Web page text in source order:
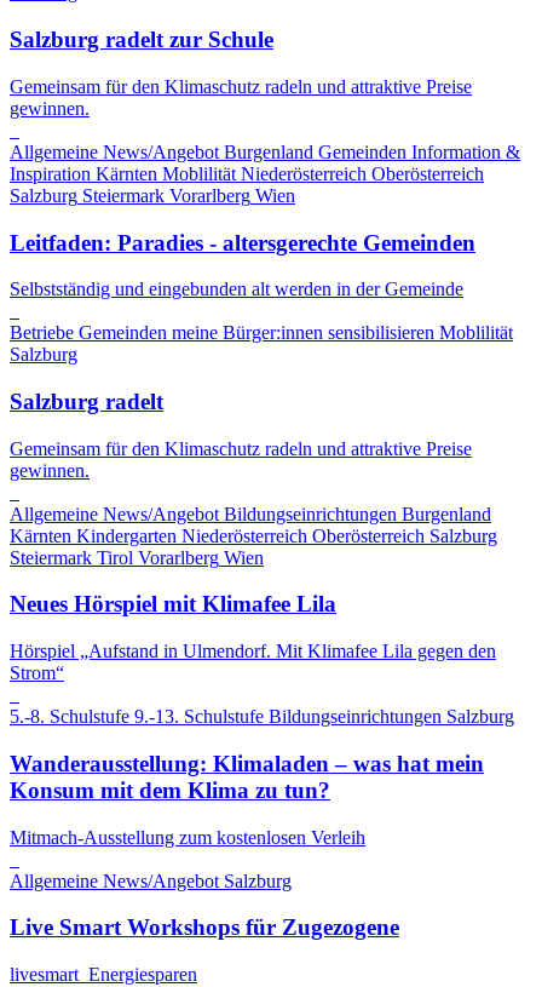
Salzburg radelt zur Schule
Gemeinsam für den Klimaschutz radeln und attraktive Preise
gewinnen.
Allgemeine News/Angebot Burgenland Gemeinden Information &
Inspiration Kärnten Moblilität Niederösterreich Oberösterreich
Salzburg Steiermark Vorarlberg Wien
Leitfaden: Paradies - altersgerechte Gemeinden
Selbstständig und eingebunden alt werden in der Gemeinde
Betriebe Gemeinden meine Bürger:innen sensibilisieren Moblilität
Salzburg
Salzburg radelt
Gemeinsam für den Klimaschutz radeln und attraktive Preise
gewinnen.
Allgemeine News/Angebot Bildungseinrichtungen Burgenland
Kärnten Kindergarten Niederösterreich Oberösterreich Salzburg
Steiermark Tirol Vorarlberg Wien
Neues Hörspiel mit Klimafee Lila
Hörspiel „Aufstand in Ulmendorf. Mit Klimafee Lila gegen den
Strom“
5.-8. Schulstufe 9.-13. Schulstufe Bildungseinrichtungen Salzburg
Wanderausstellung: Klimaladen – was hat mein
Konsum mit dem Klima zu tun?
Mitmach-Ausstellung zum kostenlosen Verleih
Allgemeine News/Angebot Salzburg
Live Smart Workshops für Zugezogene
livesmart_Energiesparen